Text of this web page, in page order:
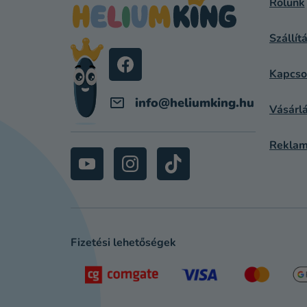
info@heliumking.hu
Fizetési lehetőségek